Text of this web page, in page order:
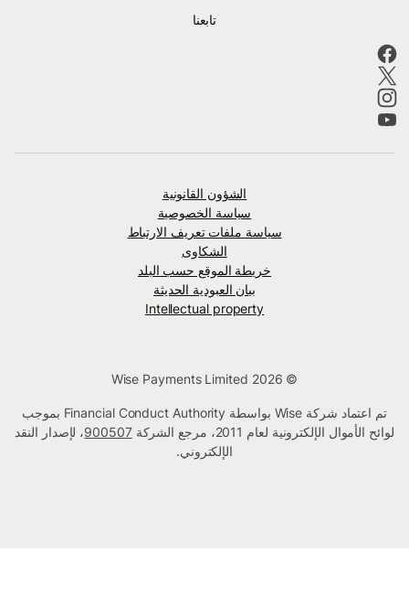
تابعنا
الشؤون القانونية
سياسة الخصوصية
سياسة ملفات تعريف الارتباط
الشكاوى
خريطة الموقع حسب البلد
بيان العبودية الحديثة
Intellectual property
تم اعتماد شركة Wise بواسطة Financial Conduct Authority بموجب
لوائح الأموال الإلكترونية لعام 2011، مرجع الشركة
900507، لإصدار النقد
الإلكتروني.